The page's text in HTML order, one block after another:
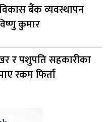
बैंक व्यवस्थापन
कुमार
र पशुपति सहकारीका
रकम फिर्ता